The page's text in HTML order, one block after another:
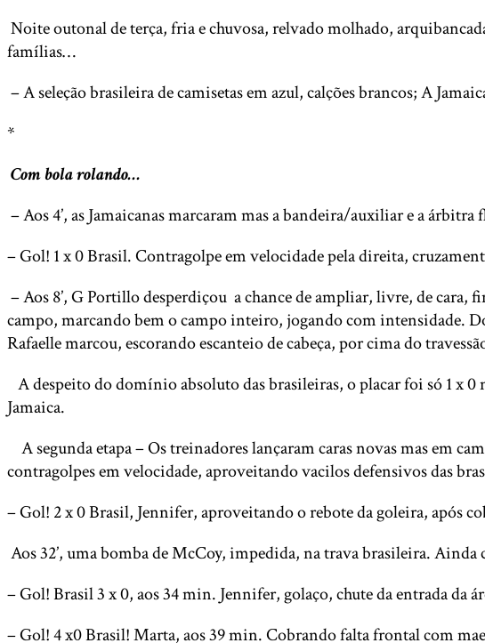
Noite outonal de terça, fria e chuvosa, relvado molhado,
famílias…
– A seleção brasileira de camisetas em azul, calções brancos; A
*
Com bola rolando…
– Aos 4’, as Jamaicanas marcaram mas a bandeira/auxiliar e a
– Gol! 1 x 0 Brasil. Contragolpe em velocidade pela direita,
– Aos 8’, G Portillo desperdiçou a chance de ampliar, livre, de
campo, marcando bem o campo inteiro, jogando com intensidade.
Rafaelle marcou, escorando escanteio de cabeça, por cima do
A despeito do domínio absoluto das brasileiras, o placar foi só 1 x
Jamaica.
A segunda etapa – Os treinadores lançaram caras novas mas em
contragolpes em velocidade, aproveitando vacilos defensivos das
– Gol! 2 x 0 Brasil, Jennifer, aproveitando o rebote da goleira, após
Aos 32’, uma bomba de McCoy, impedida, na trava brasileira.
– Gol! Brasil 3 x 0, aos 34 min. Jennifer, golaço, chute da entrada da
– Gol! 4 x0 Brasil! Marta, aos 39 min. Cobrando falta frontal com